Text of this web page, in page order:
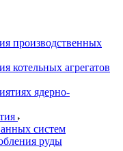
производственных
котельных агрегатов
ядерно-
систем
руды